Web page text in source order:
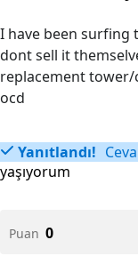
I have been surfing
dont sell it
replacement tower/
ocd
Yanıtlandı!
yaşıyorum
Puan 0